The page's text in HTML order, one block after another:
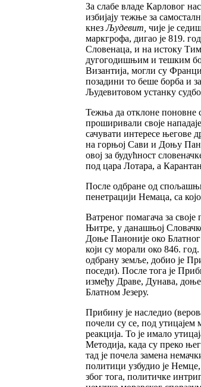
За слабе владе Карловог
избијају тежње за
кнезЉудевит, чије је
маркгрофа, дигао је 819.
Словенаца, и на истоку
дугогодишњим и тешким
Византија, могли су
позадини то беше борба и
Људевитовом устанку
Тежња да отклоне поновне
проширивали своје
сачувати интересе његове
на горњој Сави и Доњу
овој за будућност
под цара Лотара, а
После одбране од
пенетрацији Немаца, са
Ватреног помагача за
Њитре, у данашњој
Доње Паноније око Блатног
који су морали око 846.
одбрану земље, добио је
поседи). После тога је
између Драве, Дунава,
Блатном Језеру.
Прибину је наследио
почели су се, под
реакција. То је имало
Методија, када су преко
тад је почела замена
политици узбудио је
због тога, политичке